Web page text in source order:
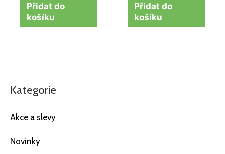
Kategorie
Akce a slevy
Novinky
Přidat do
košíku
Přidat do
košíku